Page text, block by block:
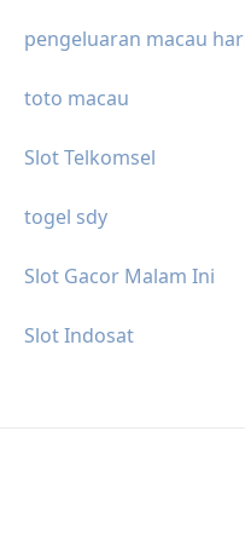
pengeluaran macau
toto macau
Slot Telkomsel
togel sdy
Slot Gacor Malam Ini
Slot Indosat